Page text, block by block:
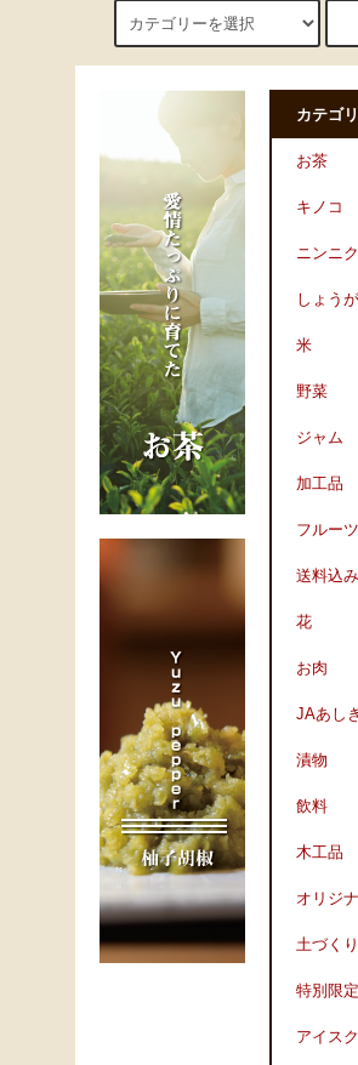
カテゴ
お茶
キノコ
ニンニク
しょうが
米
野菜
ジャム
加工品
フルーツ
送料込
花
お肉
JAあし
漬物
飲料
木工品
オリジ
土づくり
特別限
アイス